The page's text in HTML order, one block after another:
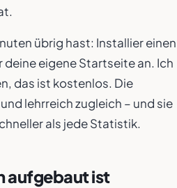
übrig hast: Installier einen
deine eigene Startseite an. Ich
das ist kostenlos. Die
lehrreich zugleich – und sie
als jede Statistik.
aufgebaut ist